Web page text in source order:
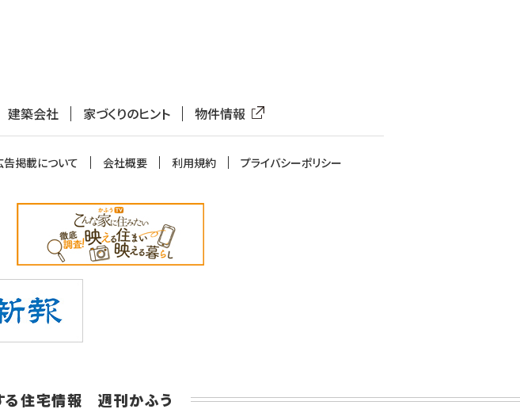
建築会社 家づくりのヒント 物件情報
告掲載について 会社概要 利用規約 プライバシーポリシー
る住宅情報 週刊かふう